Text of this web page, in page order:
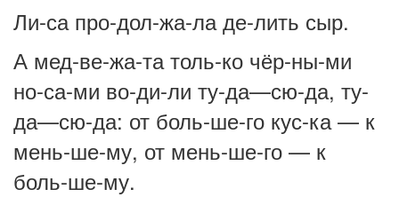
Ли-са про-дол-жа-ла де-лить сыр.
А мед-ве-жа-та толь-ко чёр-ны-ми
но-са-ми во-ди-ли ту-да—сю-да, ту-
да—сю-да: от боль­-ше-го кус-ка — к
мень-ше-му, от мень-ше-го — к
боль-ше-му.